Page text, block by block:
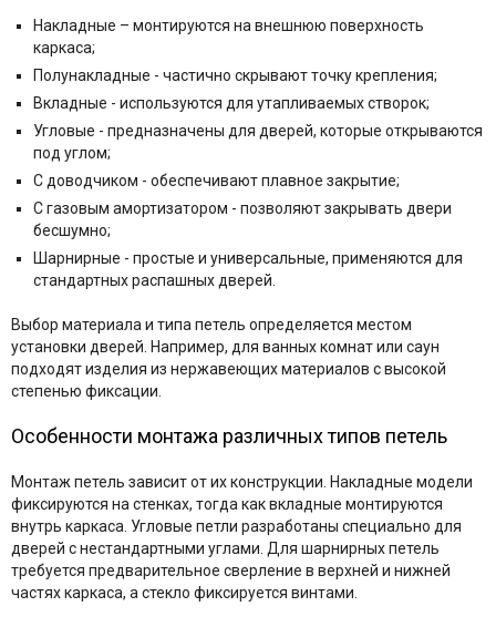
Накладные – монтируются на внешнюю поверхность
каркаса;
Полунакладные - частично скрывают точку крепления;
Вкладные - используются для утапливаемых створок;
Угловые - предназначены для дверей, которые открываются
под углом;
С доводчиком - обеспечивают плавное закрытие;
С газовым амортизатором - позволяют закрывать двери
бесшумно;
Шарнирные - простые и универсальные, применяются для
стандартных распашных дверей.
Выбор материала и типа петель определяется местом
установки дверей. Например, для ванных комнат или саун
подходят изделия из нержавеющих материалов с высокой
степенью фиксации.
Особенности монтажа различных типов петель
Монтаж петель зависит от их конструкции. Накладные модели
фиксируются на стенках, тогда как вкладные монтируются
внутрь каркаса. Угловые петли разработаны специально для
дверей с нестандартными углами. Для шарнирных петель
требуется предварительное сверление в верхней и нижней
частях каркаса, а стекло фиксируется винтами.